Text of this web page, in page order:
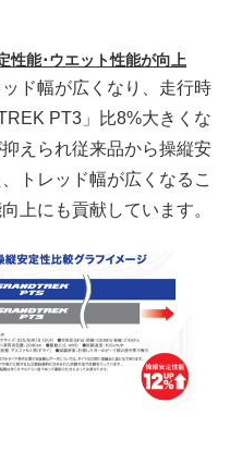
性能･ウエット性能が向上
ド幅が広くなり、走行時
PT3」比8%大きくな
えられ従来品から操縦安
トレッド幅が広くなるこ
上にも貢献しています。